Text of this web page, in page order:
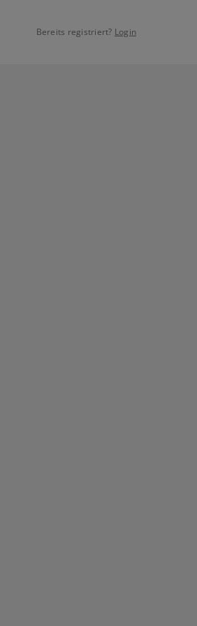
Bereits registriert? Login